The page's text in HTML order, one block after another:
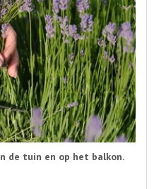
de tuin en op het balkon.